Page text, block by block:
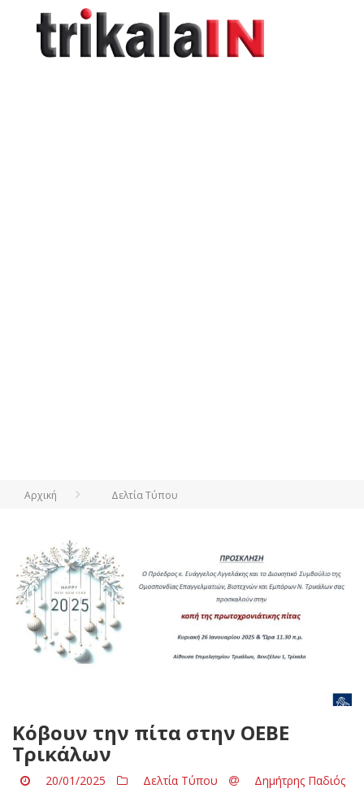
Αρχική Δελτία Τύπου
Κόβουν την πίτα στην ΟΕΒΕ
Τρικάλων
20/01/2025 Δελτία Τύπου Δημήτρης Παδιός